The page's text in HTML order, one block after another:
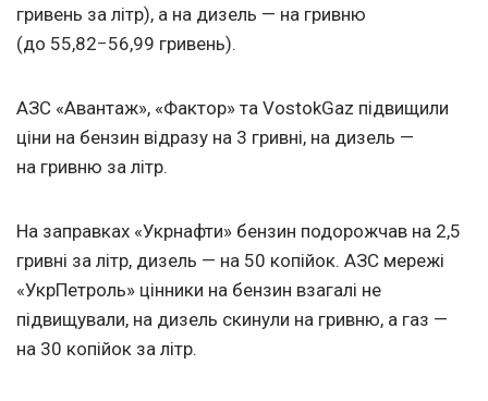
гривень за літр), а на дизель — на гривню
(до 55,82−56,99 гривень).
АЗС «Авантаж», «Фактор» та VostokGaz підвищили
ціни на бензин відразу на 3 гривні, на дизель —
на гривню за літр.
На заправках «Укрнафти» бензин подорожчав на 2,5
гривні за літр, дизель — на 50 копійок. АЗС мережі
«УкрПетроль» цінники на бензин взагалі не
підвищували, на дизель скинули на гривню, а газ —
на 30 копійок за літр.